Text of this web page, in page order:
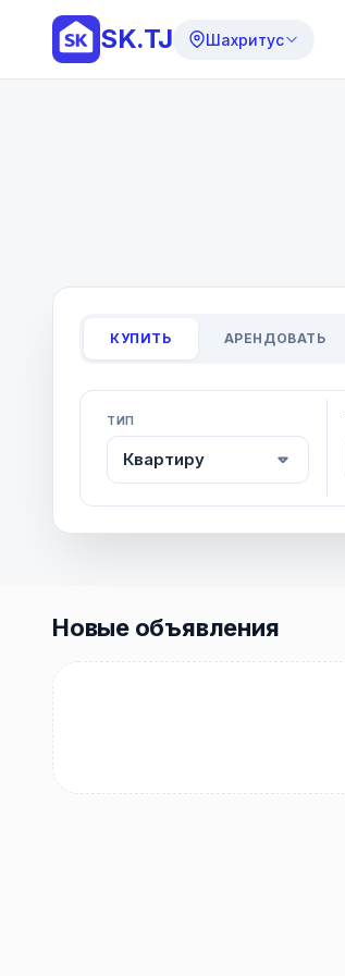
SK.TJ Шахритус
Купить
КУПИТЬ АРЕНДОВАТЬ
ТИП
Квартиру
Новые объявления